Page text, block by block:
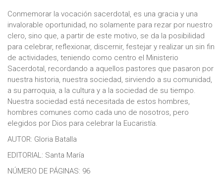
Conmemorar la vocación sacerdotal, es una gracia y una
invalorable oportunidad, no solamente para rezar por nuestro
clero, sino que, a partir de este motivo, se da la posibilidad
para celebrar, reflexionar, discernir, festejar y realizar un sin fin
de actividades, teniendo como centro el Ministerio
Sacerdotal, recordando a aquellos pastores que pasaron por
nuestra historia, nuestra sociedad, sirviendo a su comunidad,
a su parroquia, a la cultura y a la sociedad de su tiempo.
Nuestra sociedad está necesitada de estos hombres,
hombres comunes como cada uno de nosotros, pero
elegidos por Dios para celebrar la Eucaristía.
AUTOR: Gloria Batalla
EDITORIAL: Santa María
NÚMERO DE PÁGINAS: 96